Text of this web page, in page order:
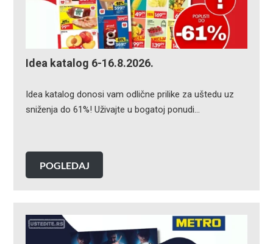
Idea katalog 6-16.8.2026.
Idea katalog donosi vam odlične prilike za uštedu uz
sniženja do 61%! Uživajte u bogatoj ponudi…
POGLEDAJ